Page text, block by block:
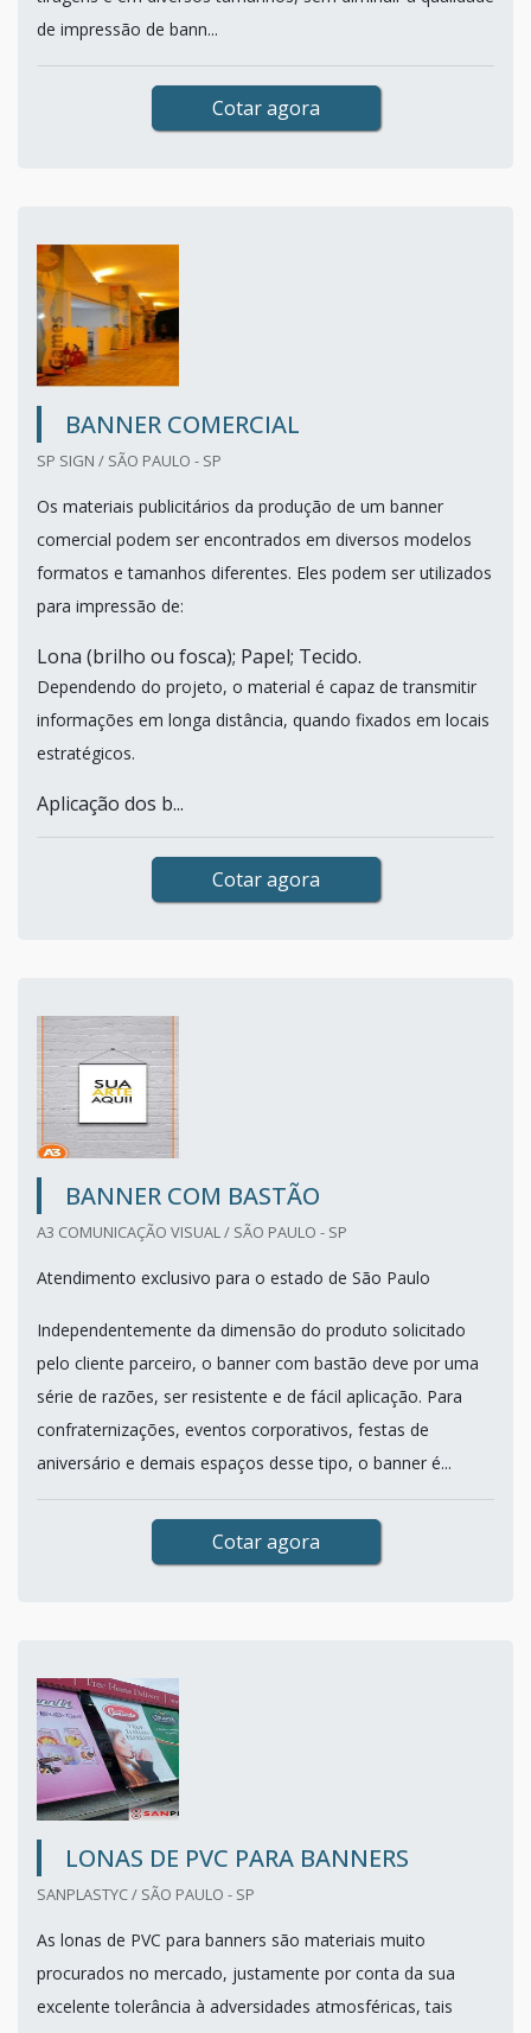
de impressão de bann...
Cotar agora
BANNER COMERCIAL
SP SIGN / SÃO PAULO - SP
Os materiais publicitários da produção de um banner
comercial podem ser encontrados em diversos modelos
formatos e tamanhos diferentes. Eles podem ser utilizados
para impressão de:
Lona (brilho ou fosca); Papel; Tecido.
Dependendo do projeto, o material é capaz de transmitir
informações em longa distância, quando fixados em locais
estratégicos.
Aplicação dos b...
Cotar agora
BANNER COM BASTÃO
A3 COMUNICAÇÃO VISUAL / SÃO PAULO - SP
Atendimento exclusivo para o estado de São Paulo
Independentemente da dimensão do produto solicitado
pelo cliente parceiro, o banner com bastão deve por uma
série de razões, ser resistente e de fácil aplicação. Para
confraternizações, eventos corporativos, festas de
aniversário e demais espaços desse tipo, o banner é...
Cotar agora
LONAS DE PVC PARA BANNERS
SANPLASTYC / SÃO PAULO - SP
As lonas de PVC para banners são materiais muito
procurados no mercado, justamente por conta da sua
excelente tolerância à adversidades atmosféricas, tais